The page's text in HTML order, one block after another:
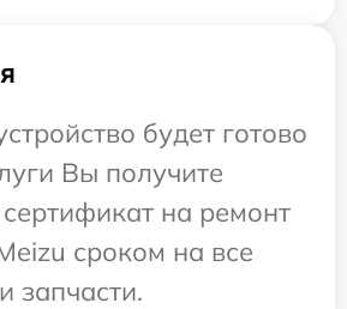
будет готово
Вы получите
на ремонт
сроком на все
запчасти.